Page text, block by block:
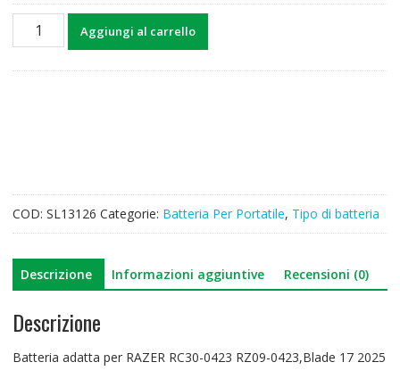
Batteria
17
2025
quantità
Aggiungi al carrello
COD: SL13126 Categorie: Batteria Per Portatile, Tipo di batteria
Descrizione Informazioni aggiuntive Recensioni (0)
Descrizione
Batteria adatta per RAZER RC30-0423 RZ09-0423,Blade 17 2025